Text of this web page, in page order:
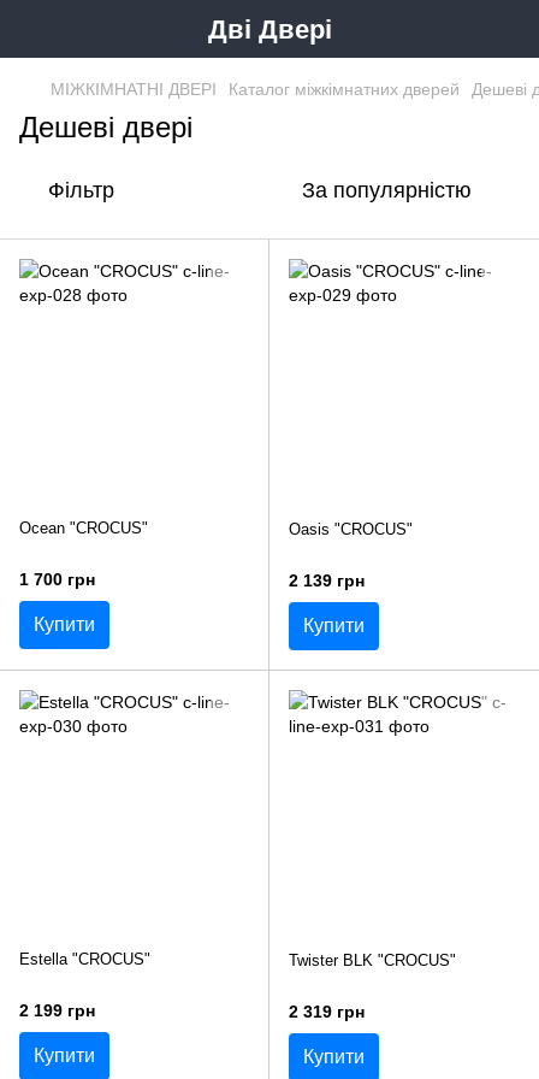
Дві Двері
МІЖКІМНАТНІ ДВЕРІ Каталог міжкімнатних дверей Дешеві
Дешеві двері
Фільтр За популярністю
Ocean "CROCUS"
1 700 грн
Купити
Oasis "CROCUS"
2 139 грн
Купити
Estella "CROCUS"
2 199 грн
Купити
Twister BLK "CROCUS"
2 319 грн
Купити